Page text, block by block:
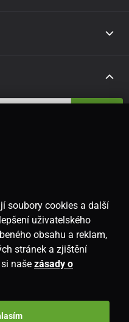
soubory cookies a další
uživatelského
obsahu a reklam,
stránek a zjištění
naše zásady o